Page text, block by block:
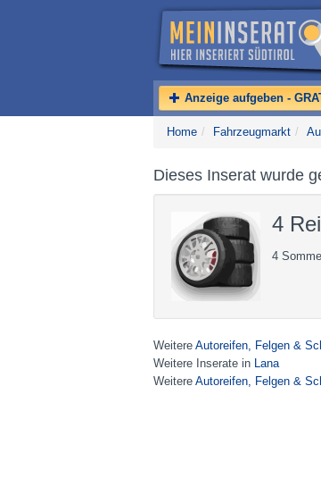
Anzeige aufgeben -
Home / Fahrzeugmarkt /
Dieses Inserat wurde
4
4
Weitere Autoreifen, Felgen &
Weitere Inserate in Lana
Weitere Autoreifen, Felgen &